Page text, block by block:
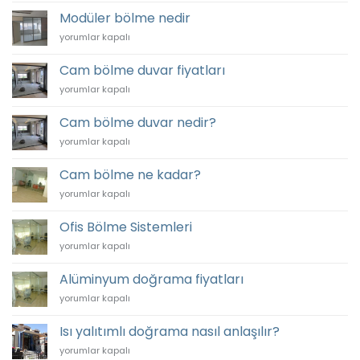
Bölme
Sistemleri
için
Modüler bölme nedir
Modüler
nedir
için
yorumlar kapalı
Cam bölme duvar fiyatları
Cam
duvar
fiyatları
için
yorumlar kapalı
Cam bölme duvar nedir?
Cam
duvar
nedir?
için
yorumlar kapalı
Cam bölme ne kadar?
Cam
ne
kadar?
için
yorumlar kapalı
Ofis Bölme Sistemleri
Ofis
Sistemleri
için
yorumlar kapalı
Alüminyum doğrama fiyatları
Alüminyum
fiyatları
için
yorumlar kapalı
Isı yalıtımlı doğrama nasıl anlaşılır?
Isı
yorumlar kapalı